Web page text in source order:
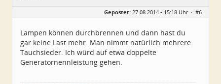
Süd-Niedersachsen
Homepage:
xxlray.bplaced.net
Dabei seit:
11 / 2007
Gepostet: 27.08.2014 - 15:18 Uhr · #6
Lampen können durchbrennen und dann hast du
gar keine Last mehr. Man nimmt natürlich mehrere
Tauchsieder. Ich würd auf etwa doppelte
Generatornennleistung gehen.